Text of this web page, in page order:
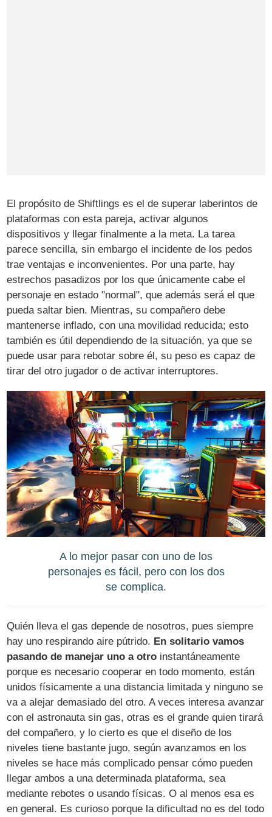
El propósito de Shiftlings es el de superar laberintos de
plataformas con esta pareja, activar algunos
dispositivos y llegar finalmente a la meta. La tarea
parece sencilla, sin embargo el incidente de los pedos
trae ventajas e inconvenientes. Por una parte, hay
estrechos pasadizos por los que únicamente cabe el
personaje en estado "normal", que además será el que
pueda saltar bien. Mientras, su compañero debe
mantenerse inflado, con una movilidad reducida; esto
también es útil dependiendo de la situación, ya que se
puede usar para rebotar sobre él, su peso es capaz de
tirar del otro jugador o de activar interruptores.
A lo mejor pasar con uno de los
personajes es fácil, pero con los dos
se complica.
Quién lleva el gas depende de nosotros, pues siempre
hay uno respirando aire pútrido. En solitario vamos
pasando de manejar uno a otro instantáneamente
porque es necesario cooperar en todo momento, están
unidos físicamente a una distancia limitada y ninguno se
va a alejar demasiado del otro. A veces interesa avanzar
con el astronauta sin gas, otras es el grande quien tirará
del compañero, y lo cierto es que el diseño de los
niveles tiene bastante jugo, según avanzamos en los
niveles se hace más complicado pensar cómo pueden
llegar ambos a una determinada plataforma, sea
mediante rebotes o usando físicas. O al menos esa es
en general. Es curioso porque la dificultad no es del todo